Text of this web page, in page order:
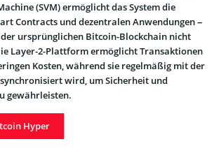
(SVM) ermöglicht das System die
Contracts und dezentralen Anwendungen –
ursprünglichen Bitcoin-Blockchain nicht
Layer-2-Plattform ermöglicht Transaktionen
Kosten, während sie regelmäßig mit der
wird, um Sicherheit und
gewährleisten.
Hyper